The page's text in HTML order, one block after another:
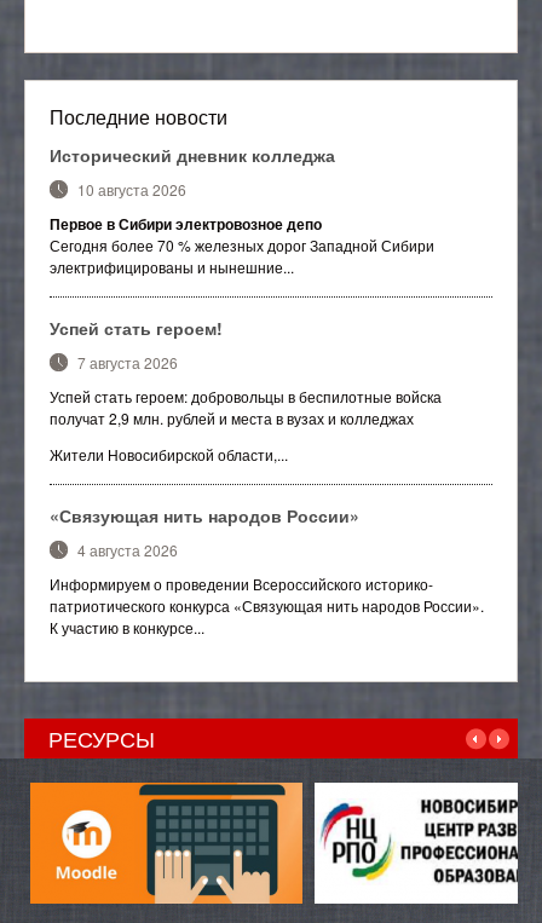
Последние новости
Исторический дневник колледжа
10 августа 2026
Первое в Сибири электровозное депо
Сегодня более 70 % железных дорог Западной Сибири
электрифицированы и нынешние...
Успей стать героем!
7 августа 2026
Успей стать героем: добровольцы в беспилотные войска
получат 2,9 млн. рублей и места в вузах и колледжах
Жители Новосибирской области,...
«Связующая нить народов России»
4 августа 2026
Информируем о проведении Всероссийского историко-
патриотического конкурса «Связующая нить народов России».
К участию в конкурсе...
РЕСУРСЫ